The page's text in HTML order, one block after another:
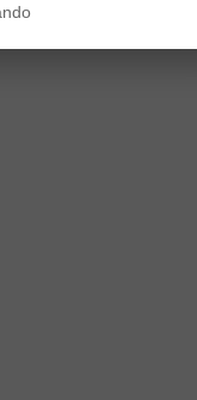
aparecía sólo
ese dato está